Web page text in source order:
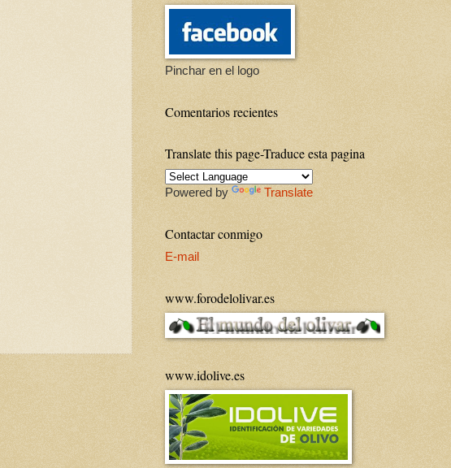
Pinchar en el logo
Comentarios recientes
Translate this page-Traduce esta pagina
Powered by Translate
Contactar conmigo
E-mail
www.forodelolivar.es
www.idolive.es